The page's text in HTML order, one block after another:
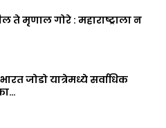
ते मृणाल गोरे : महाराष्ट्राला न
जोडो यात्रेमध्ये सर्वाधिक